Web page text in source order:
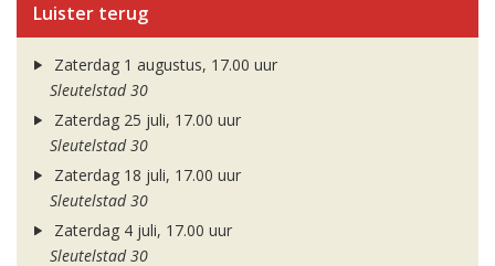
Luister terug
Zaterdag 1 augustus, 17.00 uur
Sleutelstad 30
Zaterdag 25 juli, 17.00 uur
Sleutelstad 30
Zaterdag 18 juli, 17.00 uur
Sleutelstad 30
Zaterdag 4 juli, 17.00 uur
Sleutelstad 30